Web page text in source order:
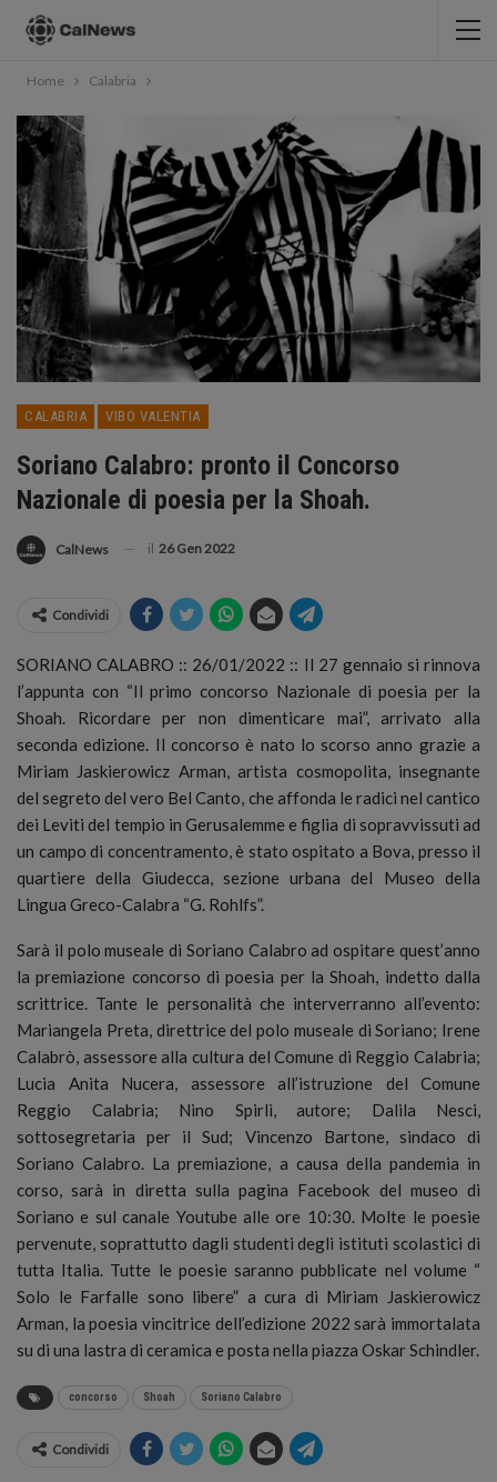
Home Calabria
CALABRIA VIBO VALENTIA
Soriano Calabro: pronto il Concorso
Nazionale di poesia per la Shoah.
CalNews il 26 Gen 2022
Condividi
SORIANO CALABRO :: 26/01/2022 :: Il 27 gennaio si rinnova
l’appunta con “Il primo concorso Nazionale di poesia per la
Shoah. Ricordare per non dimenticare mai”, arrivato alla
seconda edizione. Il concorso è nato lo scorso anno grazie a
Miriam Jaskierowicz Arman, artista cosmopolita, insegnante
del segreto del vero Bel Canto, che affonda le radici nel cantico
dei Leviti del tempio in Gerusalemme e figlia di sopravvissuti ad
un campo di concentramento, è stato ospitato a Bova, presso il
quartiere della Giudecca, sezione urbana del Museo della
Lingua Greco-Calabra “G. Rohlfs”.
Sarà il polo museale di Soriano Calabro ad ospitare quest’anno
la premiazione concorso di poesia per la Shoah, indetto dalla
scrittrice. Tante le personalità che interverranno all’evento:
Mariangela Preta, direttrice del polo museale di Soriano; Irene
Calabrò, assessore alla cultura del Comune di Reggio Calabria;
Lucia Anita Nucera, assessore all’istruzione del Comune
Reggio Calabria; Nino Spirlì, autore; Dalila Nesci,
sottosegretaria per il Sud; Vincenzo Bartone, sindaco di
Soriano Calabro. La premiazione, a causa della pandemia in
corso, sarà in diretta sulla pagina Facebook del museo di
Soriano e sul canale Youtube alle ore 10:30. Molte le poesie
pervenute, soprattutto dagli studenti degli istituti scolastici di
tutta Italia. Tutte le poesie saranno pubblicate nel volume “
Solo le Farfalle sono libere” a cura di Miriam Jaskierowicz
Arman, la poesia vincitrice dell’edizione 2022 sarà immortalata
su di una lastra di ceramica e posta nella piazza Oskar Schindler.
concorso Shoah Soriano Calabro
Condividi